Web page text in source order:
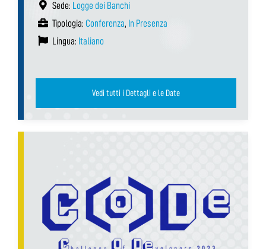
Sede: Logge dei Banchi
Tipologia: Conferenza, In Presenza
Lingua: Italiano
Vedi tutti i Dettagli e le Date